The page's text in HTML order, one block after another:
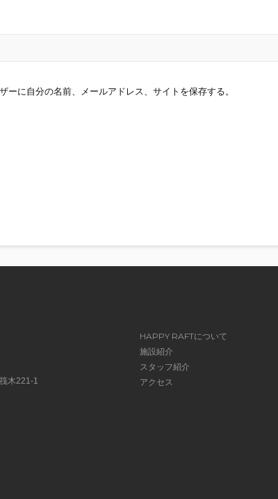
ーに自分の名前、メールアドレス、サイトを保存する。
木221-1
HAPPY RAFTについて
施設紹介
スタッフ紹介
アクセス